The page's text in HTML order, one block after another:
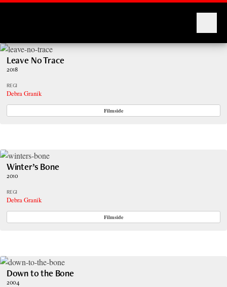
Leave No Trace
2018
REGI
Debra Granik
Filmside
Winter’s Bone
2010
REGI
Debra Granik
Filmside
Down to the Bone
2004